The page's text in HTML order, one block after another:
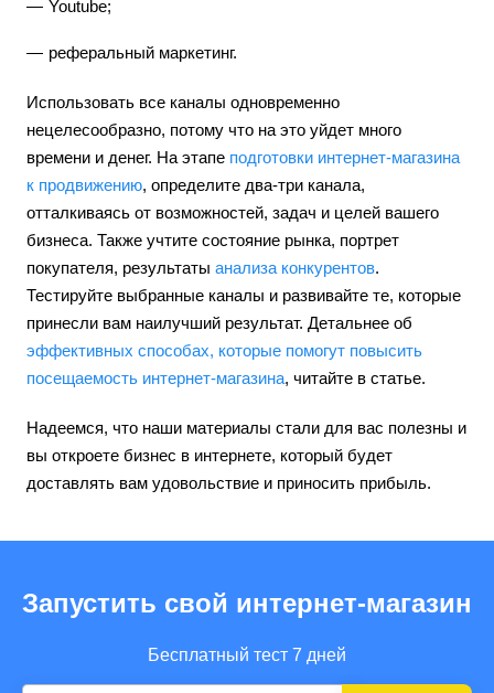
Youtube;
реферальный маркетинг.
Использовать все каналы одновременно
нецелесообразно, потому что на это уйдет много
времени и денег. На этапе подготовки интернет-магазина
к продвижению, определите два-три канала,
отталкиваясь от возможностей, задач и целей вашего
бизнеса. Также учтите состояние рынка, портрет
покупателя, результаты анализа конкурентов.
Тестируйте выбранные каналы и развивайте те, которые
принесли вам наилучший результат. Детальнее об
эффективных способах, которые помогут повысить
посещаемость интернет-магазина, читайте в статье.
Надеемся, что наши материалы стали для вас полезны и
вы откроете бизнес в интернете, который будет
доставлять вам удовольствие и приносить прибыль.
Запустить свой интернет-магазин
Бесплатный тест 7 дней